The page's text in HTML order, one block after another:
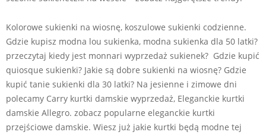
Kolorowe sukienki na wiosnę, koszulowe sukienki codzienne.
Gdzie kupisz modna lou sukienka, modna sukienka dla 50 latki?
przeczytaj kiedy jest monnari wyprzedaż sukienek? Gdzie kupić
quiosque sukienki? Jakie są dobre sukienki na wiosnę? Gdzie
kupić tanie sukienki dla 30 latki? Na jesienne i zimowe dni
polecamy Carry kurtki damskie wyprzedaż, Eleganckie kurtki
damskie Allegro. zobacz popularne eleganckie kurtki
przejściowe damskie. Wiesz już jakie kurtki będą modne tej